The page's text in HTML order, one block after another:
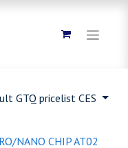
GTQ pricelist CES
NANO CHIP AT02